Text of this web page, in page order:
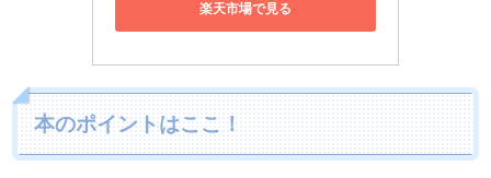
楽天市場で見る
本のポイントはここ！